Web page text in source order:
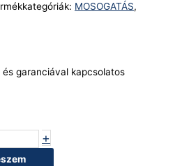
MOSOGATÁS,
garanciával kapcsolatos
+